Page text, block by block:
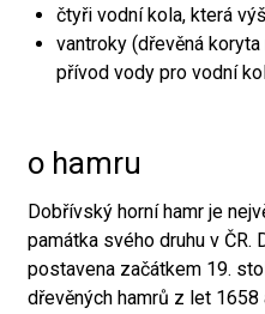
čtyři vodní kola, která
vantroky (dřevěná
přívod vody pro vodní
o hamru
Dobřívský horní hamr je
památka svého druhu v ČR.
postavena začátkem 19.
dřevěných hamrů z let